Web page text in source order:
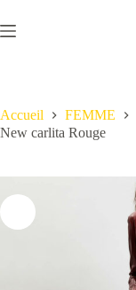
au
contenu
Accueil FEMME
New carlita Rouge